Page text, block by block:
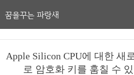
꿈을꾸는 파랑새
Apple Silicon CPU에 대한 새
로 암호화 키를 훔칠 수